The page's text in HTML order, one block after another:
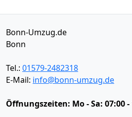
Bonn-Umzug.de
Bonn
Tel.: 01579-2482318
E-Mail: info@bonn-umzug.de
Öffnungszeiten: Mo - Sa: 07:00